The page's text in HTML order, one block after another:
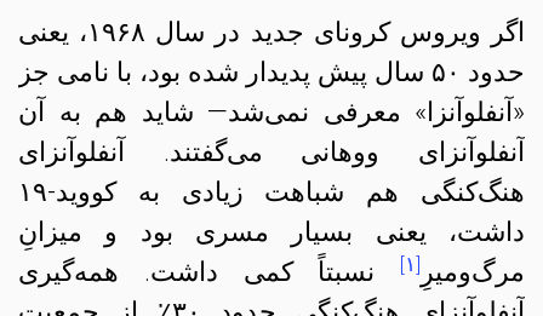
اگر ویروس کرونای جدید در سال ۱۹۶۸، یعنی
حدود ۵۰ سال پیش پدیدار شده بود، با نامی جز
«آنفلوآنزا» معرفی نمی‌شد— شاید هم به آن
آنفلوآنزای ووهانی می‌گفتند. آنفلوآنزای
هنگ‌کنگی هم شباهت زیادی به کووید-۱۹
داشت، یعنی بسیار مسری بود و میزانِ
مرگ‌و‌میرِ [۱]
نسبتاً کمی داشت. همه‌گیری